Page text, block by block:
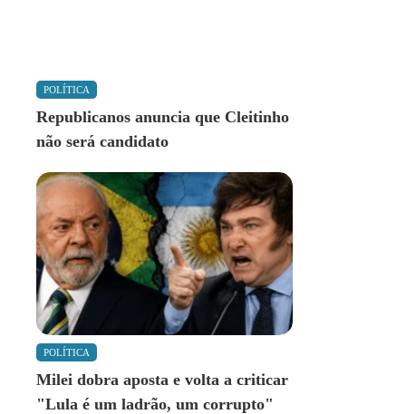
POLÍTICA
Republicanos anuncia que Cleitinho
não será candidato
POLÍTICA
Milei dobra aposta e volta a criticar
"Lula é um ladrão, um corrupto"